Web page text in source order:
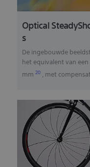
Optical
s
De ingebouwde
het equivalent van
mm20, met compensat